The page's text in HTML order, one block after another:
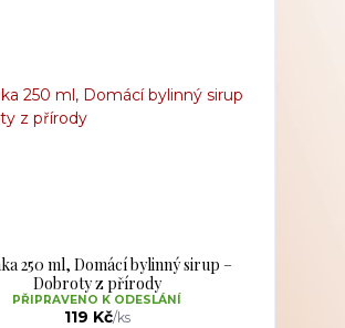
250 ml, Domácí bylinný sirup –
Dobroty z přírody
119 Kč/ks
PŘIPRAVENO K ODESLÁNÍ